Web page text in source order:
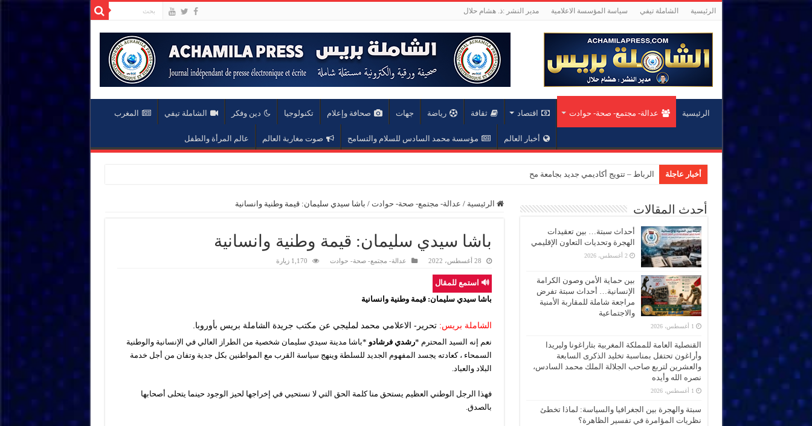
الرئيسية الشاملة تيفي سياسة المؤسسة الاعلامية مدير النشر :ذ. هشام حلال
الرئيسية عدالة- مجتمع- صحة- حوادت اقتصاد ثقافة رياضة جهات صحافة وإعلام تكنولوجيا دين وفكر الشاملة تيفي المغرب
أخبار العالم مؤسسة محمد السادس للسلام والتسامح صوت مغاربة العالم عالم المرأة والطفل
أخبار عاجلة الرباط – تتويج أكاديمي جديد بجامعة محمد الخامس
الرئيسية / عدالة- مجتمع- صحة- حوادت / باشا سيدي سليمان: قيمة وطنية وانسانية
باشا سيدي سليمان: قيمة وطنية وانسانية
28 أغسطس، 2022 عدالة- مجتمع- صحة- حوادت 1,170 زيارة
🔊 استمع للمقال
باشا سيدي سليمان: قيمة وطنية وانسانية
الشاملة بريس: تحرير- الاعلامي محمد لمليجي عن مكتب جريدة الشاملة بريس بأوروبا.
نعم إنه السيد المحترم *رشدي فرشادو *باشا مدينة سيدي سليمان شخصية من الطراز العالي في الإنسانية والوطنية
السمحاء ، كعادته يجسد المفهوم الجديد للسلطة وينهج سياسة القرب مع المواطنين بكل جدية وتفان من أجل خدمة
البلاد والعباد.
فهذا الرجل الوطني العظيم يستحق منا كلمة الحق التي لا نستحيي في إخراجها لحيز الوجود حينما يتحلى أصحابها
بالصدق.
أحدث المقالات
أحداث سبتة… بين تعقيدات
الهجرة وتحديات التعاون الإقليمي
2 أغسطس، 2026
بين حماية الأمن وصون الكرامة
الإنسانية… أحداث سبتة تفرض
مراجعة شاملة للمقاربة الأمنية
والاجتماعية
1 أغسطس، 2026
القنصلية العامة للمملكة المغربية بتاراغونا وليريدا
وأراغون تحتفل بمناسبة تخليد الذكرى السابعة
والعشرين لتربع صاحب الجلالة الملك محمد السادس،
نصره الله وأيده
1 أغسطس، 2026
سبتة والهجرة بين الجغرافيا والسياسة: لماذا تخطئ
نظريات المؤامرة في تفسير الظاهرة؟